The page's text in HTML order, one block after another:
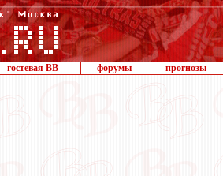
гостевая ВВ форумы прогнозы